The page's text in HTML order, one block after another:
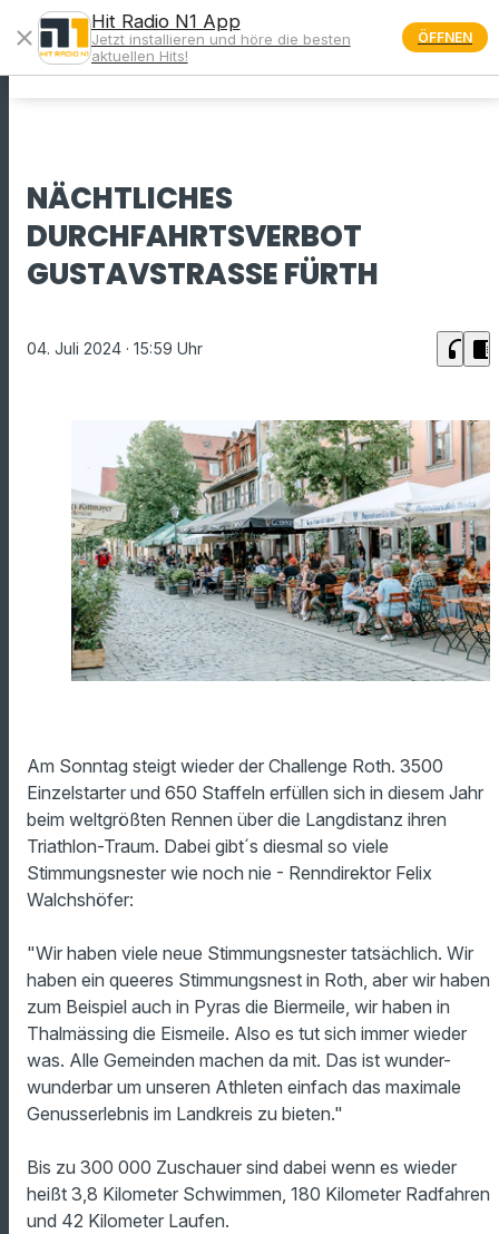
menu
NÄCHTLICHES
DURCHFAHRTSVERBOT
GUSTAVSTRASSE FÜRTH
04. Juli 2024 · 15:59 Uhr headphones chrome_reader_mode
Am Sonntag steigt wieder der Challenge Roth. 3500
Einzelstarter und 650 Staffeln erfüllen sich in diesem Jahr
beim weltgrößten Rennen über die Langdistanz ihren
Triathlon-Traum. Dabei gibt´s diesmal so viele
Stimmungsnester wie noch nie - Renndirektor Felix
Walchshöfer:
"Wir haben viele neue Stimmungsnester tatsächlich. Wir
haben ein queeres Stimmungsnest in Roth, aber wir haben
zum Beispiel auch in Pyras die Biermeile, wir haben in
Thalmässing die Eismeile. Also es tut sich immer wieder
was. Alle Gemeinden machen da mit. Das ist wunder-
wunderbar um unseren Athleten einfach das maximale
Genusserlebnis im Landkreis zu bieten."
Bis zu 300 000 Zuschauer sind dabei wenn es wieder
heißt 3,8 Kilometer Schwimmen, 180 Kilometer Radfahren
und 42 Kilometer Laufen.
close
Hit Radio N1 App
Jetzt installieren und höre die besten
aktuellen Hits!
ÖFFNEN